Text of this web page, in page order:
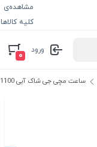
مشاهده‌ی
کلیه کالاها
ورود
۰
ساعت مچی جی شاک آبی GW-A1100